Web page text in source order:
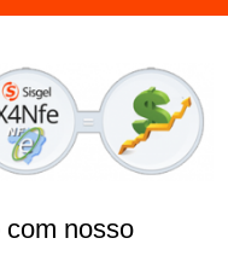
nosso